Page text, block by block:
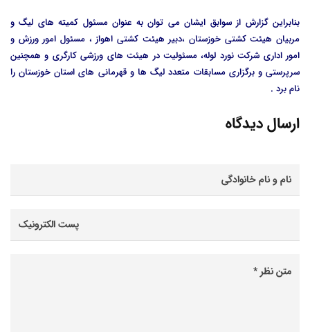
بنابراین گزارش از سوابق ایشان می توان به عنوان مسئول کمیته های لیگ و
مربیان هیئت کشتی خوزستان ،دبیر هیئت کشتی اهواز ، مسئول امور ورزش و
امور اداری شرکت نورد لوله، مسئولیت در هیئت های ورزشی کارگری و همچنین
سرپرستی و برگزاری مسابقات متعدد لیگ ها و قهرمانی های استان خوزستان را
نام برد .
ارسال دیدگاه